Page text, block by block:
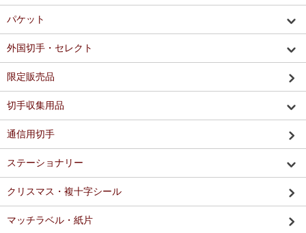
パケット
外国切手・セレクト
限定販売品
切手収集用品
通信用切手
ステーショナリー
クリスマス・複十字シール
マッチラベル・紙片